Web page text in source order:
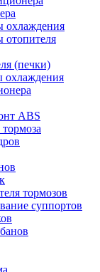
охлаждения
отопителя
(печки)
охлаждения
ABS
тормозов
суппортов